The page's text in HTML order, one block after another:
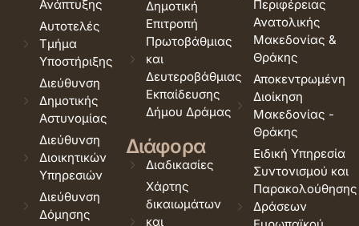
Ανάπτυξης
Αυτοτελές
Τμήμα
Υποστήριξης
Διεύθυνση
Δημοτικής
Αστυνομίας
Διεύθυνση
Διοικητικών
Υπηρεσιών
Διεύθυνση
Δόμησης
Δημοτική
Επιτροπή
Πρωτοβάθμιας
και
Δευτεροβάθμιας
Εκπαίδευσης
Δήμου Δράμας
Διάφορα
Διαδικασίες
Χάρτης
δικαιωμάτων
και
Περιφέρειας
Ανατολικής
Μακεδονίας &
Θράκης
Αποκεντρωμένη
Διοίκηση
Μακεδονίας -
Θράκης
Ειδική Υπηρεσία
Συντονισμού και
Παρακολούθησης
Δράσεων